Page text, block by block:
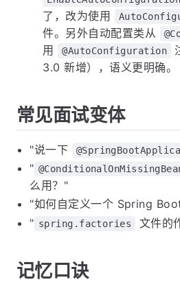
了，改为使用
件。另外自动配置类从
用
@AutoConfiguration
3.0 新增），语义更明确。
常见面试变体
"说一下
"
么用？"
"如何自定义一个 Spring
" spring.factories 文件的
记忆口诀